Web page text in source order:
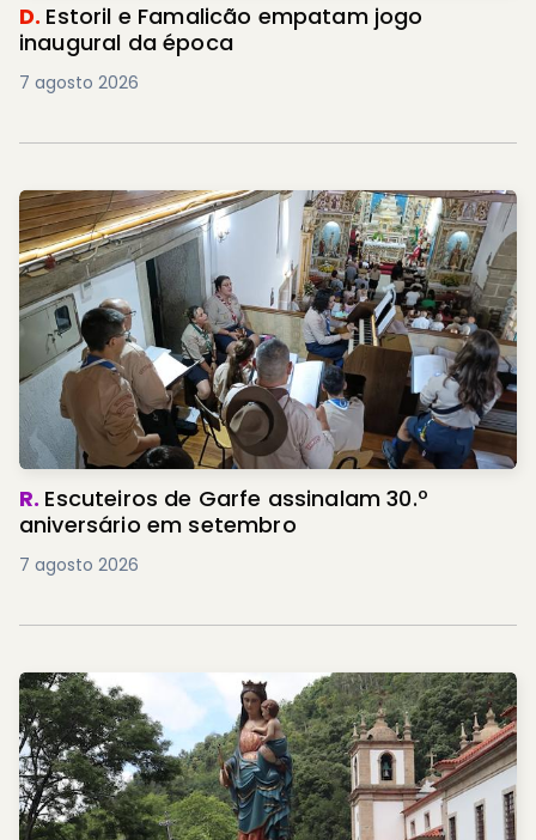
D. Estoril e Famalicão empatam jogo
inaugural da época
7 agosto 2026
R. Escuteiros de Garfe assinalam 30.º
aniversário em setembro
7 agosto 2026